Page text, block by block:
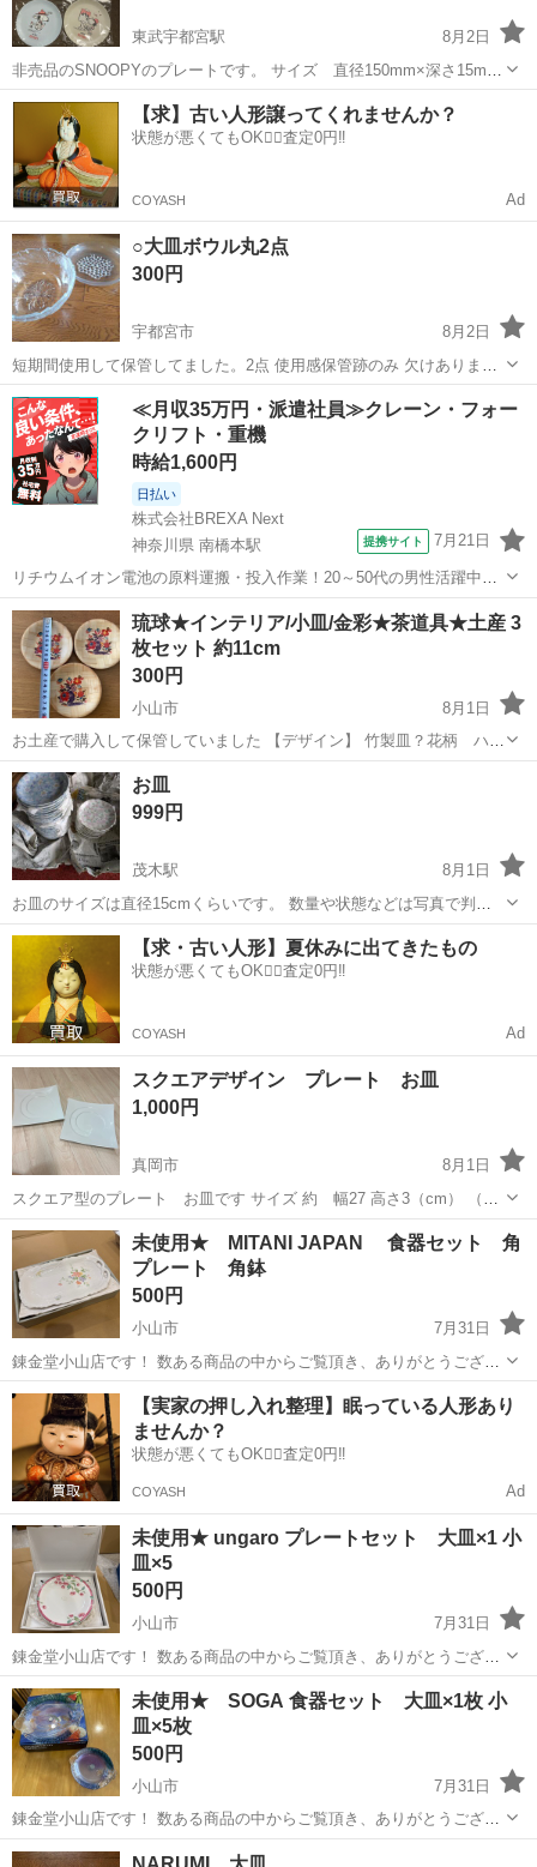
東武宇都宮駅
8月2日
非売品のSNOOPYのプレートです。 サイズ 直径150mm×深さ15mm
4枚セットでのお取引、ノークレームノーリターンで。 ちなみに4枚×2
セットあります。 1セット500円になります。
栃木 宇都宮市 東武宇都宮駅 食器 セット
【求】古い人形譲ってくれませんか？
状態が悪くてもOK🙆‍♀️査定0円‼️
COYASH Ad
○大皿ボウル丸2点
300円
宇都宮市
8月2日
短期間使用して保管してました。2点 使用感保管跡のみ 欠けありませ
ん。26cm 人気流行り定番安価おしゃれ サラダそうめん夏パーティ 見
落とし込み大皿サラダプレート
栃木 宇都宮市 食器 大皿
≪月収35万円・派遣社員≫クレーン・フォー
クリフト・重機
時給1,600円
日払い
株式会社BREXA Next
神奈川県 南橋本駅
提携サイト 7月21日
リチウムイオン電池の原料運搬・投入作業！20～50代の男性活躍中★
ワンルーム寮完備！赴任旅費会社負担！年間休日130日★フォークリフ
ト免許お持ちの方、活躍中！就業先食堂利用可★《神奈川県相模原
市》 人気の工場のお仕事 ◇電...
神奈川 相模原市 南橋本駅 その他
琉球★インテリア/小皿/金彩★茶道具★土産 3
枚セット 約11cm
300円
小山市
8月1日
お土産で購入して保管していました 【デザイン】 竹製皿？花柄 ハイ
ビスカスが食卓を華やかに彩ります。 【多用途】 これらの皿は、デザ
ートやおつまみなど、様々な料理に適しています。日常使いから特別
な場面まで幅広く活躍します。...
栃木 小山市 食器
お皿
999円
茂木駅
8月1日
お皿のサイズは直径15cmくらいです。 数量や状態などは写真で判断
ください。 4,5枚目のお皿は5枚セットです。 以上
栃木 芳賀郡 茂木駅 食器
【求・古い人形】夏休みに出てきたもの
状態が悪くてもOK🙆‍♀️査定0円‼️
COYASH Ad
スクエアデザイン プレート お皿
1,000円
真岡市
8月1日
スクエア型のプレート お皿です サイズ 約 幅27 高さ3（cm） （お
およその採寸です。） 中古品ご理解頂ける方宜しくお願いいたします
栃木 真岡市 食器
未使用★ MITANI JAPAN 食器セット 角
プレート 角鉢
500円
小山市
7月31日
錬金堂小山店です！ 数ある商品の中からご覧頂き、ありがとうござい
ます。 店舗の閲覧ができるようになりました！ ぜひお越しください！
配送サービスもご利用可能です。 ¥3,000～より承ります。 お値引につ
きましては、店...
栃木 小山市 食器 食器セット
【実家の押し入れ整理】眠っている人形あり
ませんか？
状態が悪くてもOK🙆‍♀️査定0円‼️
COYASH Ad
未使用★ ungaro プレートセット 大皿×1 小
皿×5
500円
小山市
7月31日
錬金堂小山店です！ 数ある商品の中からご覧頂き、ありがとうござい
ます。 店舗の閲覧ができるようになりました！ ぜひお越しください！
配送サービスもご利用可能です。 ¥3,000～より承ります。 お値引につ
きましては、店...
栃木 小山市 食器
未使用★ SOGA 食器セット 大皿×1枚 小
皿×5枚
500円
小山市
7月31日
錬金堂小山店です！ 数ある商品の中からご覧頂き、ありがとうござい
ます。 店舗の閲覧ができるようになりました！ ぜひお越しください！
栃木 小山市 SOGA